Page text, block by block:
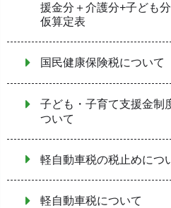
援金分＋介護分+子ども分
仮算定表
国民健康保険税について
子ども・子育て支援金制
ついて
軽自動車税の税止めにつ
軽自動車税について